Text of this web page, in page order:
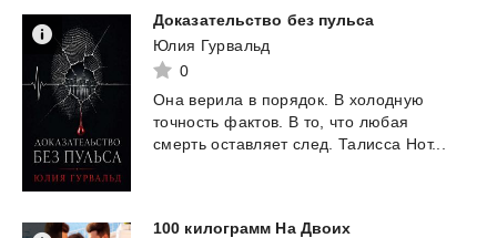
Доказательство без пульса
Юлия Гурвальд
0
Она верила в порядок. В холодную
точность фактов. В то, что любая
смерть оставляет след. Талисса Нот...
100 килограмм На Двоих